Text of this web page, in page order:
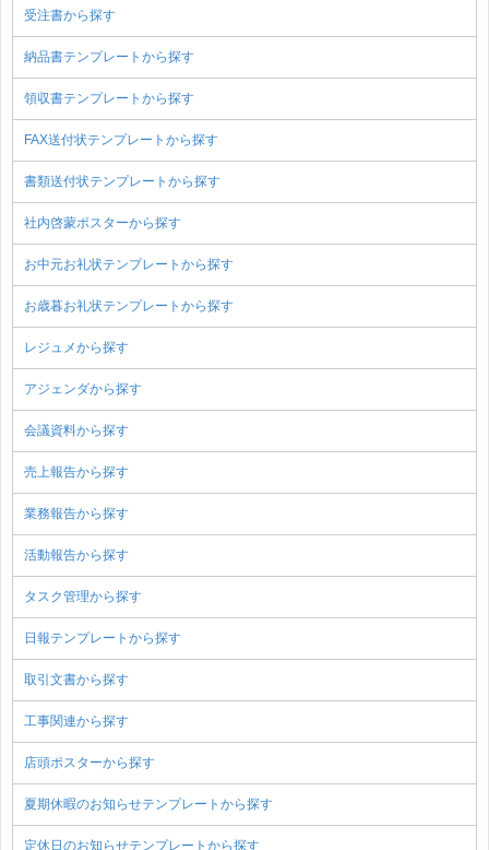
受注書から探す
納品書テンプレートから探す
領収書テンプレートから探す
FAX送付状テンプレートから探す
書類送付状テンプレートから探す
社内啓蒙ポスターから探す
お中元お礼状テンプレートから探す
お歳暮お礼状テンプレートから探す
レジュメから探す
アジェンダから探す
会議資料から探す
売上報告から探す
業務報告から探す
活動報告から探す
タスク管理から探す
日報テンプレートから探す
取引文書から探す
工事関連から探す
店頭ポスターから探す
夏期休暇のお知らせテンプレートから探す
定休日のお知らせテンプレートから探す